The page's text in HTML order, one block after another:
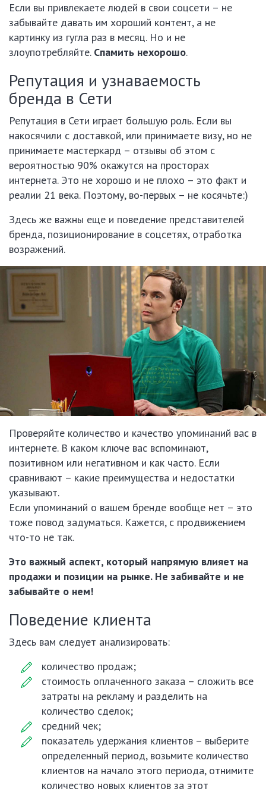
Если вы привлекаете людей в свои соцсети – не
забывайте давать им хороший контент, а не
картинку из гугла раз в месяц. Но и не
злоупотребляйте. Спамить нехорошо.
Репутация и узнаваемость
бренда в Сети
Репутация в Сети играет большую роль. Если вы
накосячили с доставкой, или принимаете визу, но не
принимаете мастеркард – отзывы об этом с
вероятностью 90% окажутся на просторах
интернета. Это не хорошо и не плохо – это факт и
реалии 21 века. Поэтому, во-первых – не косячьте:)
Здесь же важны еще и поведение представителей
бренда, позиционирование в соцсетях, отработка
возражений.
Проверяйте количество и качество упоминаний вас в
интернете. В каком ключе вас вспоминают,
позитивном или негативном и как часто. Если
сравнивают – какие преимущества и недостатки
указывают.
Если упоминаний о вашем бренде вообще нет – это
тоже повод задуматься. Кажется, с продвижением
что-то не так.
Это важный аспект, который напрямую влияет на
продажи и позиции на рынке. Не забивайте и не
забывайте о нем!
Поведение клиента
Здесь вам следует анализировать:
количество продаж;
стоимость оплаченного заказа – сложить все
затраты на рекламу и разделить на
количество сделок;
средний чек;
показатель удержания клиентов – выберите
определенный период, возьмите количество
клиентов на начало этого периода, отнимите
количество новых клиентов за этот